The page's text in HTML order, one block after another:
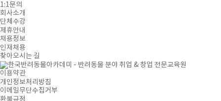
1:1문의
회사소개
단체수강
제휴안내
채용정보
인재채용
찾아오시는 길
이용약관
개인정보처리방침
이메일무단수집거부
환불규정